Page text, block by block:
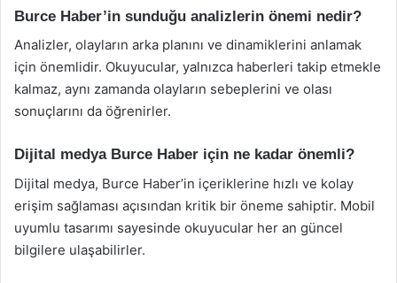
Burce Haber’in sunduğu analizlerin önemi nedir?
Analizler, olayların arka planını ve dinamiklerini anlamak
için önemlidir. Okuyucular, yalnızca haberleri takip etmekle
kalmaz, aynı zamanda olayların sebeplerini ve olası
sonuçlarını da öğrenirler.
Dijital medya Burce Haber için ne kadar önemli?
Dijital medya, Burce Haber’in içeriklerine hızlı ve kolay
erişim sağlaması açısından kritik bir öneme sahiptir. Mobil
uyumlu tasarımı sayesinde okuyucular her an güncel
bilgilere ulaşabilirler.